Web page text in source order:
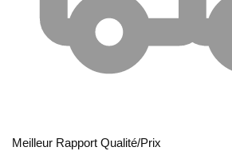
Meilleur Rapport Qualité/Prix